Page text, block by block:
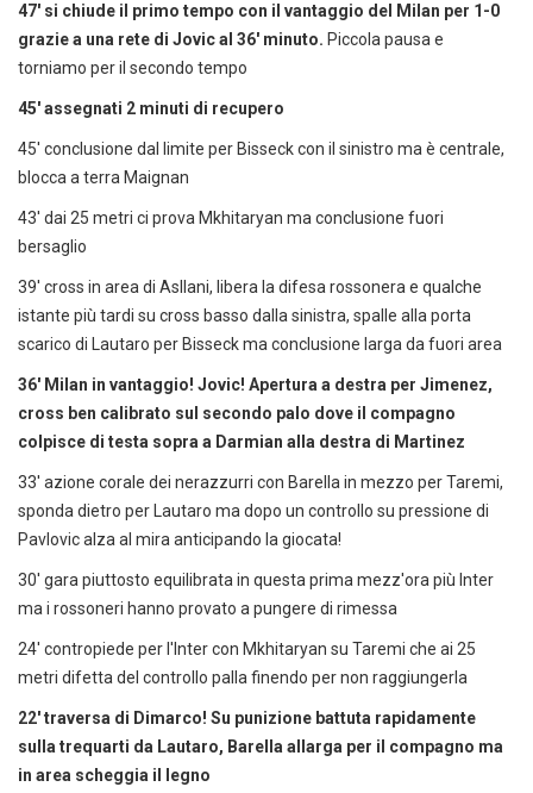
47' si chiude il primo tempo con il vantaggio del Milan per 1-0
grazie a una rete di Jovic al 36' minuto. Piccola pausa e
torniamo per il secondo tempo
45' assegnati 2 minuti di recupero
45' conclusione dal limite per Bisseck con il sinistro ma è centrale,
blocca a terra Maignan
43' dai 25 metri ci prova Mkhitaryan ma conclusione fuori
bersaglio
39' cross in area di Asllani, libera la difesa rossonera e qualche
istante più tardi su cross basso dalla sinistra, spalle alla porta
scarico di Lautaro per Bisseck ma conclusione larga da fuori area
36' Milan in vantaggio! Jovic! Apertura a destra per Jimenez,
cross ben calibrato sul secondo palo dove il compagno
colpisce di testa sopra a Darmian alla destra di Martinez
33' azione corale dei nerazzurri con Barella in mezzo per Taremi,
sponda dietro per Lautaro ma dopo un controllo su pressione di
Pavlovic alza al mira anticipando la giocata!
30' gara piuttosto equilibrata in questa prima mezz'ora più Inter
ma i rossoneri hanno provato a pungere di rimessa
24' contropiede per l'Inter con Mkhitaryan su Taremi che ai 25
metri difetta del controllo palla finendo per non raggiungerla
22' traversa di Dimarco! Su punizione battuta rapidamente
sulla trequarti da Lautaro, Barella allarga per il compagno ma
in area scheggia il legno